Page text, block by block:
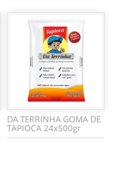
DA TERRINHA GOMA DE
TAPIOCA 24x500gr